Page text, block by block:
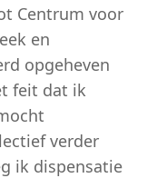
Centrum voor
en
opgeheven
feit dat ik
verder
ik dispensatie